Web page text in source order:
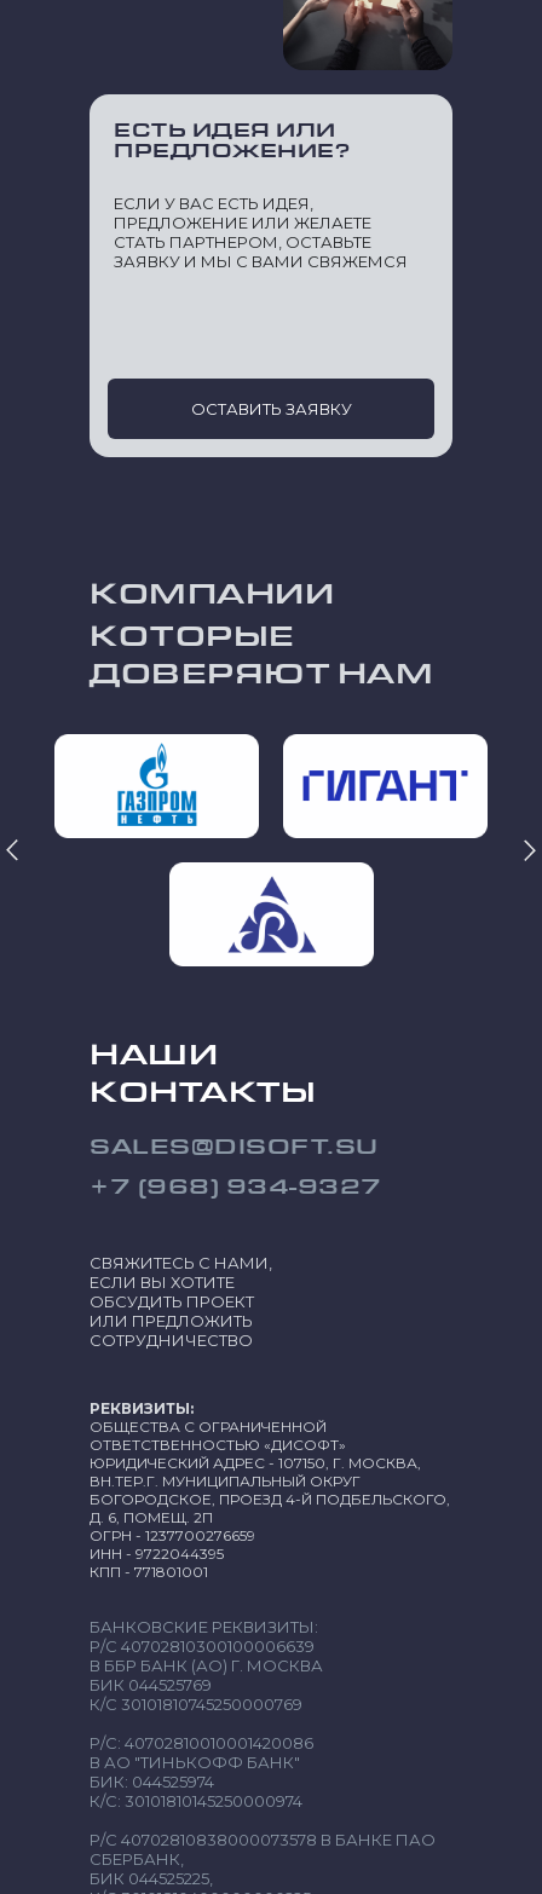
ОСТАВИТЬ ЗАЯВКУ
ЕСЛИ У ВАС ЕСТЬ ИДЕЯ,
ПРЕДЛОЖЕНИЕ ИЛИ ЖЕЛАЕТЕ
СТАТЬ ПАРТНЕРОМ, ОСТАВЬТЕ
ЗАЯВКУ И МЫ С ВАМИ СВЯЖЕМСЯ
ЕСТЬ ИДЕЯ ИЛИ
ПРЕДЛОЖЕНИЕ?
КОТОРЫЕ
ДОВЕРЯЮТ НАМ
КОМПАНИИ
БАНКОВСКИЕ РЕКВИЗИТЫ:
Р/С 40702810300100006639
В ББР БАНК (АО) Г. МОСКВА
БИК 044525769
К/С 30101810745250000769
Р/С: 40702810010001420086
В АО "ТИНЬКОФФ БАНК"
БИК: 044525974
К/С: 30101810145250000974
Р/С 40702810838000073578 В БАНКЕ ПАО
СБЕРБАНК,
БИК 044525225,
РЕКВИЗИТЫ:
ОБЩЕСТВА С ОГРАНИЧЕННОЙ
ОТВЕТСТВЕННОСТЬЮ «ДИСОФТ»
ЮРИДИЧЕСКИЙ АДРЕС - 107150, Г. МОСКВА,
ВН.ТЕР.Г. МУНИЦИПАЛЬНЫЙ ОКРУГ
БОГОРОДСКОЕ, ПРОЕЗД 4-Й ПОДБЕЛЬСКОГО,
Д. 6, ПОМЕЩ. 2П
ОГРН - 1237700276659
ИНН - 9722044395
КПП - 771801001
СВЯЖИТЕСЬ С НАМИ,
ЕСЛИ ВЫ ХОТИТЕ
ОБСУДИТЬ ПРОЕКТ
ИЛИ ПРЕДЛОЖИТЬ
СОТРУДНИЧЕСТВО
+7 (968) 934-9327
SALES@DISOFT.SU
НАШИ
КОНТАКТЫ